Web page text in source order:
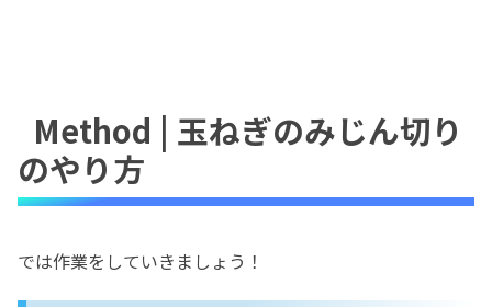
Method | 玉ねぎのみじん切り
のやり方
では作業をしていきましょう！